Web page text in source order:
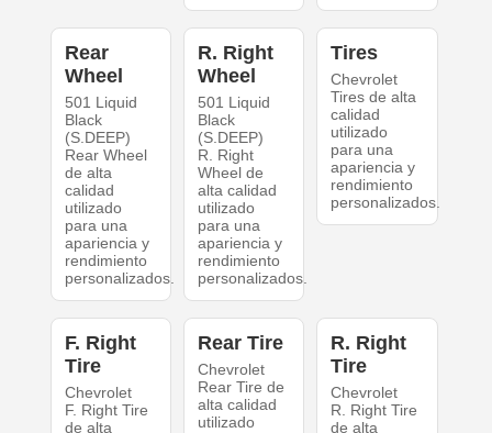
Rear
Wheel
501 Liquid
Black
(S.DEEP)
Rear Wheel
de alta
calidad
utilizado
para una
apariencia y
rendimiento
personalizados.
R. Right
Wheel
501 Liquid
Black
(S.DEEP)
R. Right
Wheel de
alta calidad
utilizado
para una
apariencia y
rendimiento
personalizados.
Tires
Chevrolet
Tires de alta
calidad
utilizado
para una
apariencia y
rendimiento
personalizados.
F. Right
Tire
Chevrolet
F. Right Tire
de alta
Rear Tire
Chevrolet
Rear Tire de
alta calidad
utilizado
R. Right
Tire
Chevrolet
R. Right Tire
de alta